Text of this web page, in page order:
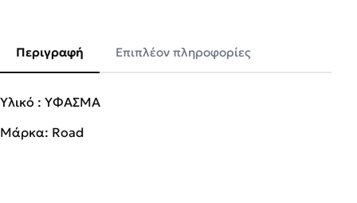
Περιγραφή Επιπλέον πληροφορίες
Υλικό : ΥΦΑΣΜΑ
Μάρκα: Road